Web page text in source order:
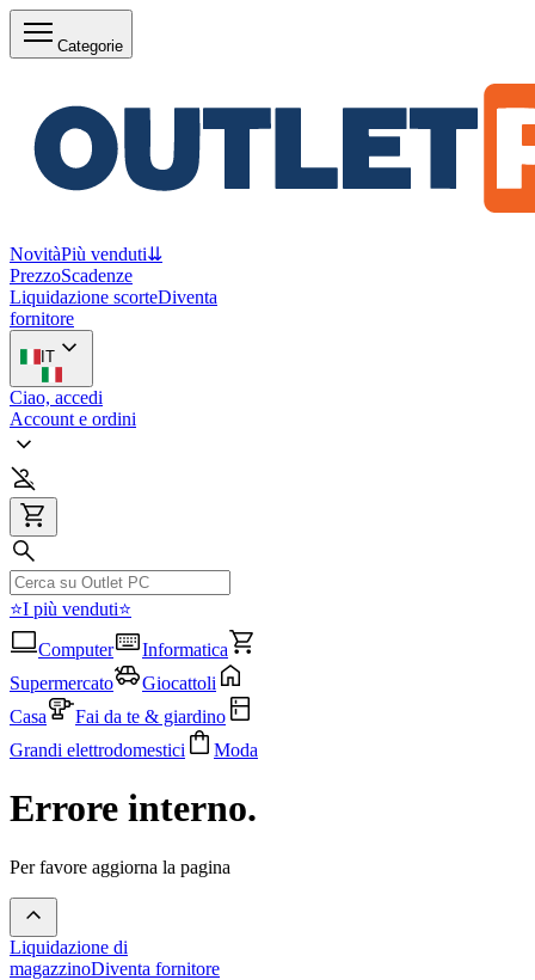
Categorie
NovitàPiù venduti⇊
PrezzoScadenze
Liquidazione scorteDiventa
fornitore
IT
Ciao, accedi
Account e ordini
⭐I più venduti⭐
Computer
Informatica
Supermercato
Giocattoli
Casa
Fai da te & giardino
Grandi elettrodomestici
Moda
Errore interno.
Per favore aggiorna la pagina
Liquidazione di
magazzinoDiventa fornitore